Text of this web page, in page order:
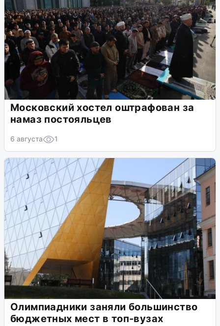
Московский хостел оштрафован за
намаз постояльцев
6 августа 1
Олимпиадники заняли большинство
бюджетных мест в топ-вузах